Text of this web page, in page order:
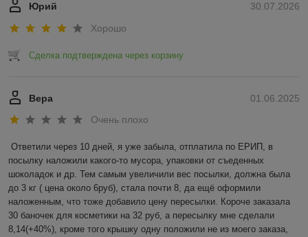
30.07.2026
Юрий
Хорошо
Сделка подтверждена через корзину
01.06.2025
Вера
Очень плохо
Ответили через 10 дней, я уже забыла, отплатила по ЕРИП, в
посылку наложили какого-то мусора, упаковки от съеденных
шоколадок и др. Тем самым увеличили вес посылки, должна была
до 3 кг ( цена около 6руб), стала почти 8, да ещё оформили
наложенным, что тоже добавило цену пересылки. Короче заказала
30 баночек для косметики на 32 руб, а пересылку мне сделали
8,14(+40%), кроме того крышку одну положили не из моего заказа,